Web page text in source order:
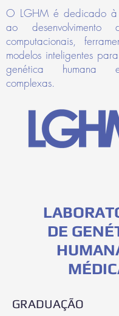
O LGHM é dedicado
ao desenvolvimento
computacionais,
modelos inteligentes
genética humana
complexas.
DE
GRADUAÇÃO